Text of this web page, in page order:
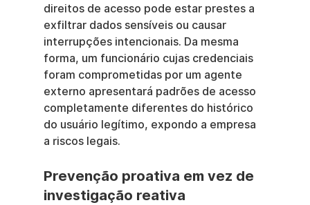
direitos de acesso pode estar prestes a
exfiltrar dados sensíveis ou causar
interrupções intencionais. Da mesma
forma, um funcionário cujas credenciais
foram comprometidas por um agente
externo apresentará padrões de acesso
completamente diferentes do histórico
do usuário legítimo, expondo a empresa
a riscos legais.
Prevenção proativa em vez de
investigação reativa